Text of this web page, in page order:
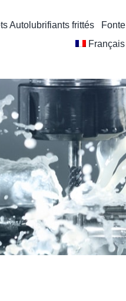
Autolubrifiants frittés Fonte
Français